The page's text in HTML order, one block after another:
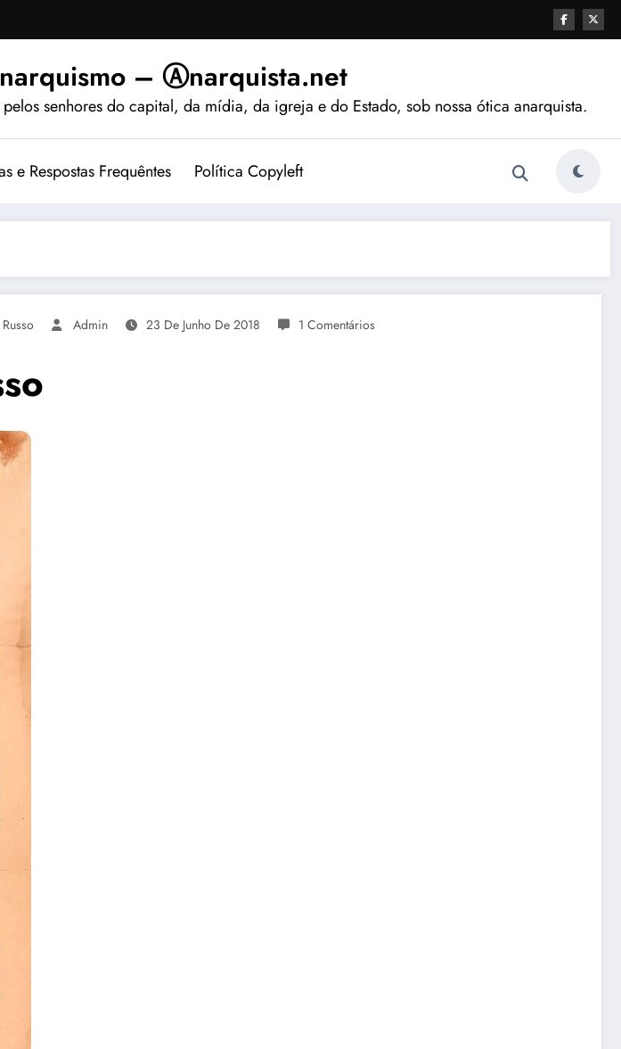
– Ⓐnarquista.net
senhores do capital, da mídia, da igreja e do Estado, sob nossa ótica anarquista.
e Respostas Frequêntes Política Copyleft
Admin 23 De Junho De 2018 1 Comentários